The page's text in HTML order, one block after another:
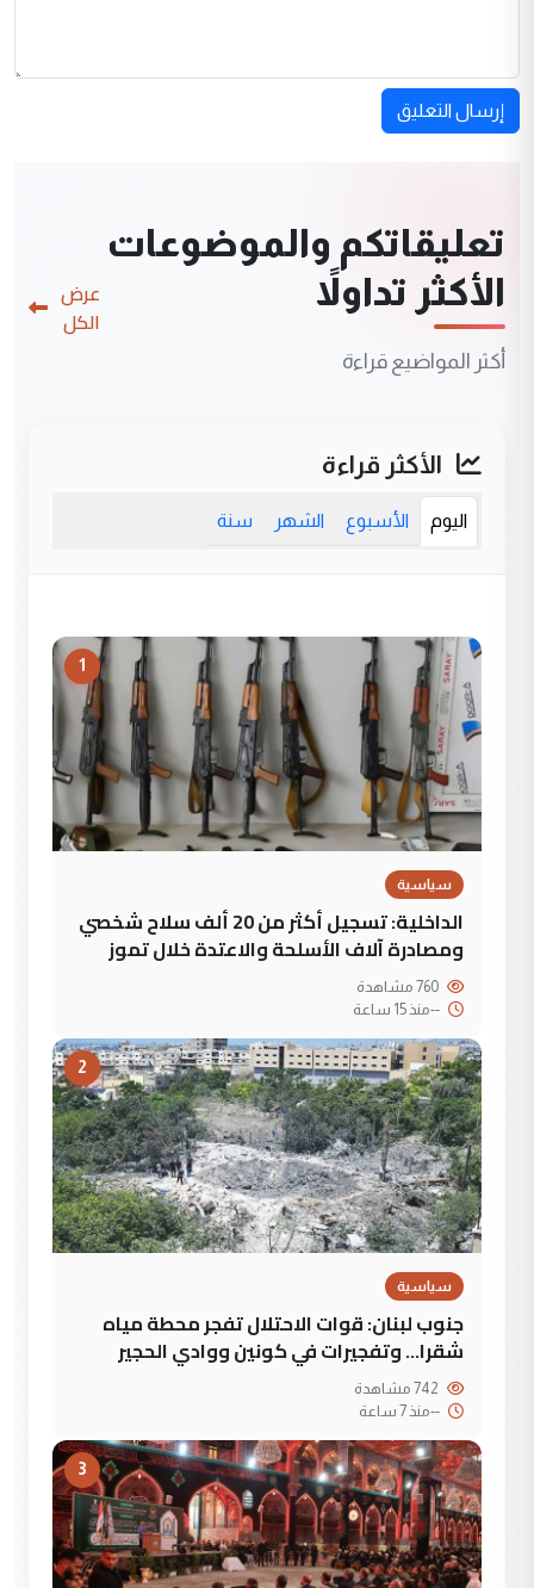
إرسال التعليق
تعليقاتكم والموضوعات
الأكثر تداولاً
أكثر المواضيع قراءة
عرض
الكل
الأكثر قراءة
اليوم الأسبوع الشهر سنة
1
سياسية
الداخلية: تسجيل أكثر من 20 ألف سلاح شخصي
ومصادرة آلاف الأسلحة والاعتدة خلال تموز
--منذ 15 ساعة
2
سياسية
جنوب لبنان: قوات الاحتلال تفجر محطة مياه
شقرا… وتفجيرات في كونين ووادي الحجير
--منذ 7 ساعة
3